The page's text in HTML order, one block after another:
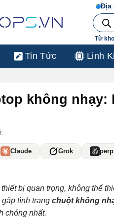
Địa
103/16
Tìm
kiếm
sản
phẩm
Từ
Tin Tức Linh
không nhạy:
Claude Grok
bị quan trọng, không thể
tình trạng chuột không
chóng nhất.